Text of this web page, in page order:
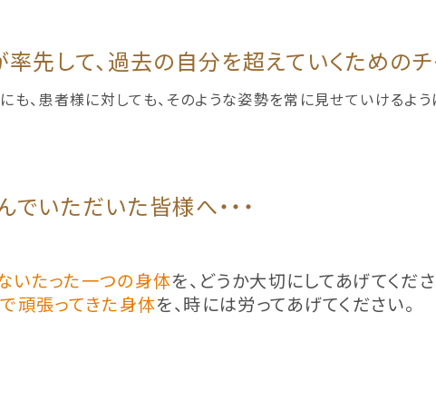
率先して、過去の自分を超えていくためのチ
も、患者様に対しても、そのような姿勢を常に見せていけるよう
でいただいた皆様へ・・・
いたった一つの身体を、どうか大切にしてあげてくださ
頑張ってきた身体を、時には労ってあげてください。